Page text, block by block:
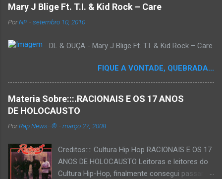
u
m
m
á
i
o
Mary J Blige Ft. T.I. & Kid Rock – Care
PorNP -setembro 10, 2010
DL & OUÇA - Mary J Blige Ft. T.I. & Kid Rock – Care
FIQUE A VONTADE, QUEBRADA...
Materia Sobre:::.RACIONAIS E OS 17 ANOS
DE HOLOCAUSTO
PorRap News--® -março 27, 2008
Creditos:::: Cultura Hip Hop RACIONAIS E OS 17
ANOS DE HOLOCAUSTO Leitoras e leitores do
Cultura Hip-Hop, finalmente consegui passar